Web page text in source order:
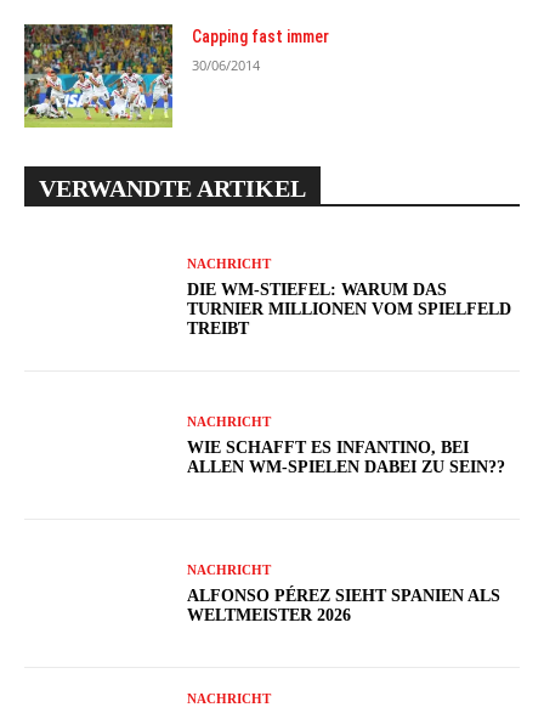
Capping fast immer
30/06/2014
VERWANDTE ARTIKEL
NACHRICHT
DIE WM-STIEFEL: WARUM DAS
TURNIER MILLIONEN VOM SPIELFELD
TREIBT
NACHRICHT
WIE SCHAFFT ES INFANTINO, BEI
ALLEN WM-SPIELEN DABEI ZU SEIN??
NACHRICHT
ALFONSO PÉREZ SIEHT SPANIEN ALS
WELTMEISTER 2026
NACHRICHT